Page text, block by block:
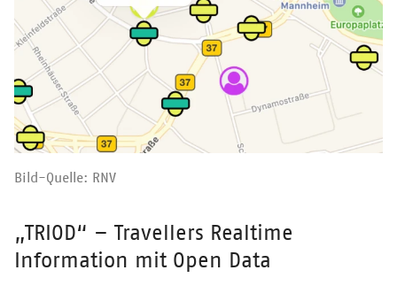
Suche
Bild-Quelle: RNV
Überschrift
„TRIOD“ – Travellers Realtime
Information mit Open Data